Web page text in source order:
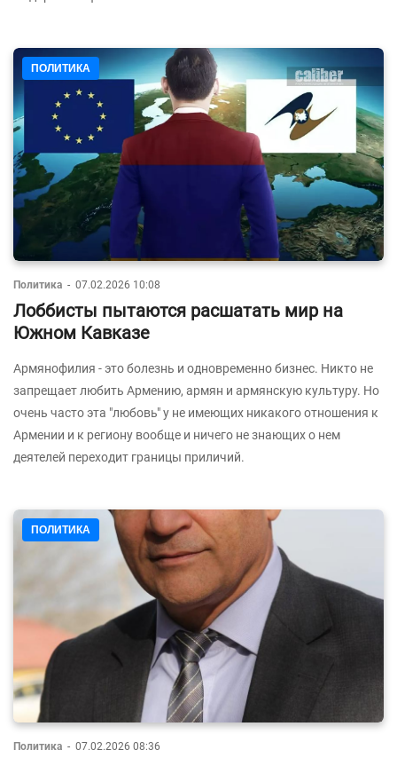
ПОЛИТИКА
Политика - 07.02.2026 10:08
Лоббисты пытаются расшатать мир на
Южном Кавказе
Армянофилия - это болезнь и одновременно бизнес. Никто не
запрещает любить Армению, армян и армянскую культуру. Но
очень часто эта "любовь" у не имеющих никакого отношения к
Армении и к региону вообще и ничего не знающих о нем
деятелей переходит границы приличий.
ПОЛИТИКА
Политика - 07.02.2026 08:36